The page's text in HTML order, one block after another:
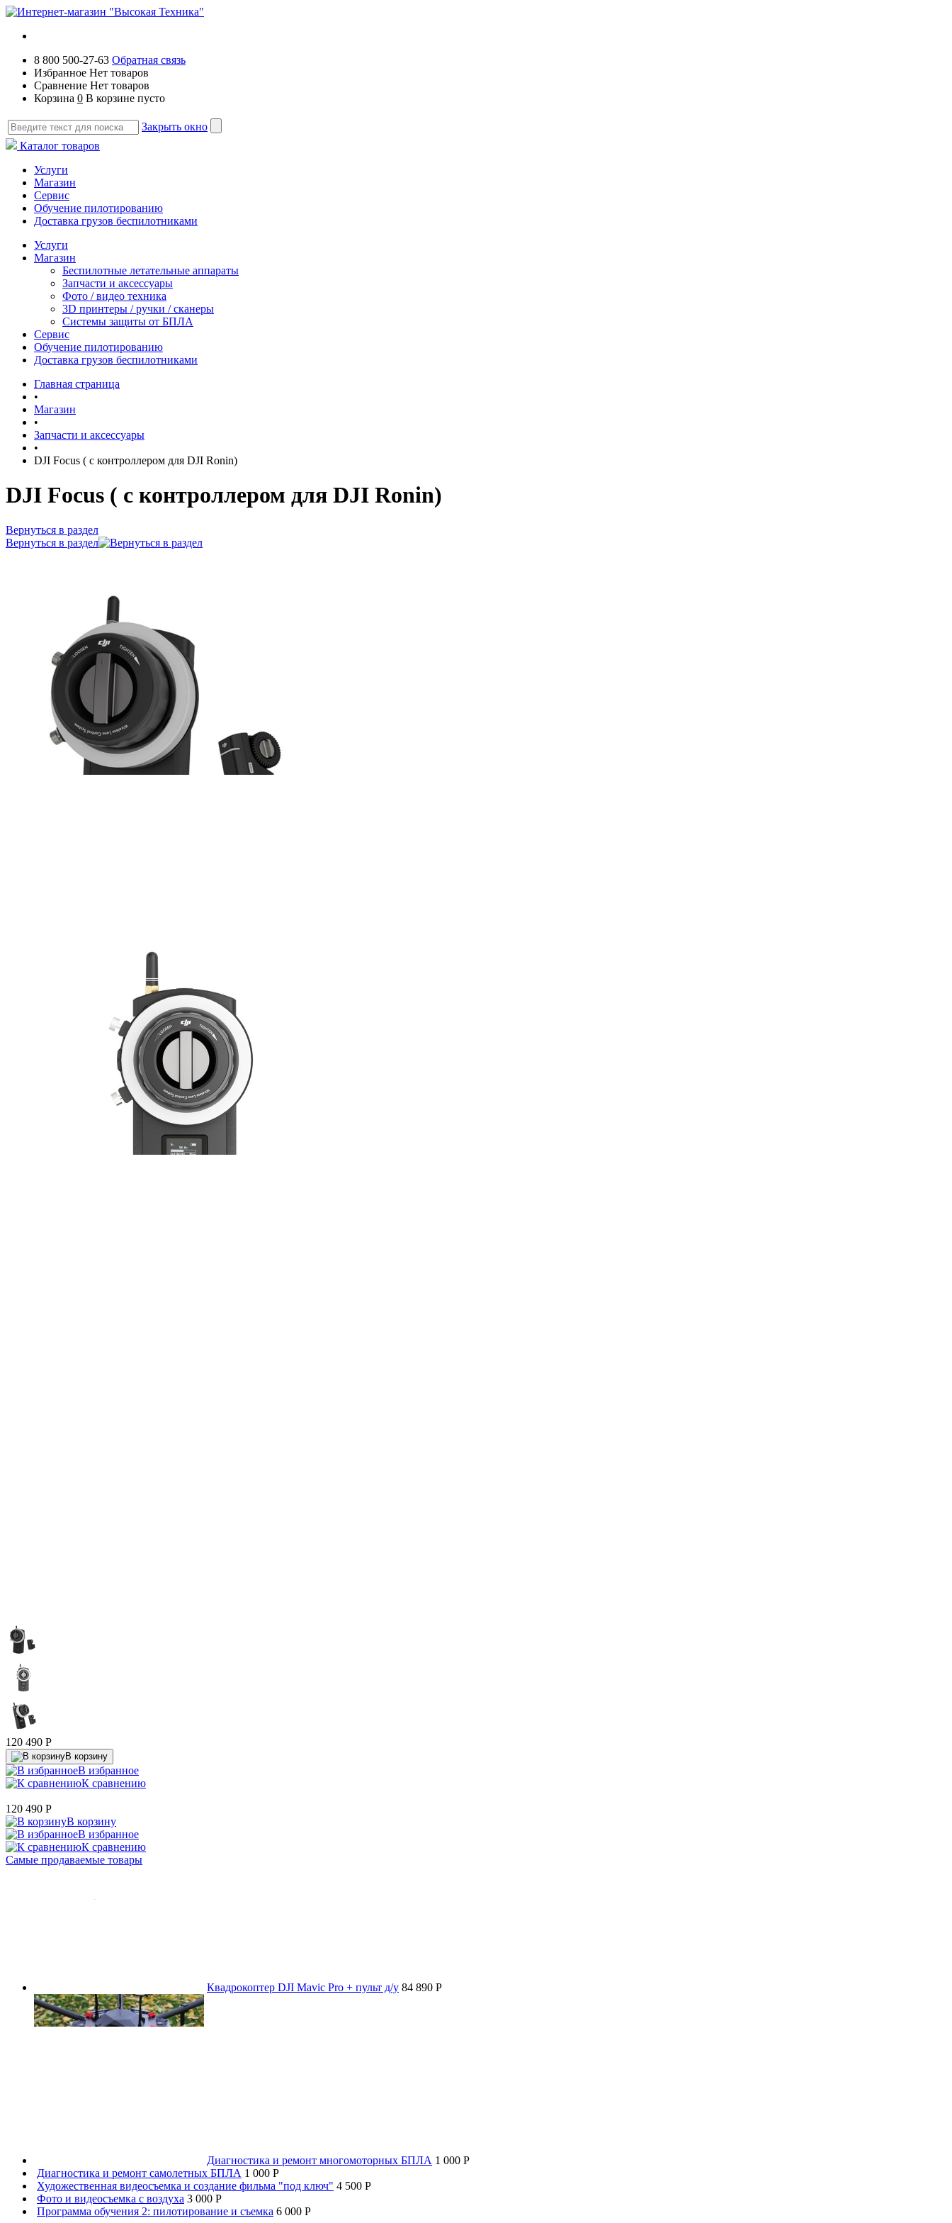
8 800 500-27-63 Обратная связь
Избранное Нет товаров
Сравнение Нет товаров
Корзина 0 В корзине пусто
Закрыть окно
Каталог товаров
Услуги
Магазин
Сервис
Обучение пилотированию
Доставка грузов беспилотниками
Услуги
Магазин
Беспилотные летательные аппараты
Запчасти и аксессуары
Фото / видео техника
3D принтеры / ручки / сканеры
Системы защиты от БПЛА
Сервис
Обучение пилотированию
Доставка грузов беспилотниками
Главная страница
•
Магазин
•
Запчасти и аксессуары
•
DJI Focus ( с контроллером для DJI Ronin)
DJI Focus ( с контроллером для DJI Ronin)
Вернуться в раздел
Вернуться в раздел
120 490 P
В корзину
В избранное
К сравнению
120 490 P
В корзину
В избранное
К сравнению
Самые продаваемые товары
Квадрокоптер DJI Mavic Pro + пульт д/у 84 890 P
Диагностика и ремонт многомоторных БПЛА 1 000 P
Диагностика и ремонт самолетных БПЛА 1 000 P
Художественная видеосъемка и создание фильма "под ключ" 4 500 P
Фото и видеосъемка с воздуха 3 000 P
Программа обучения 2: пилотирование и съемка 6 000 P